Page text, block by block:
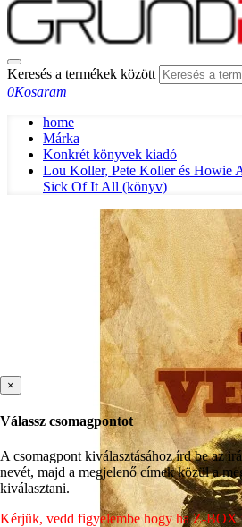
Keresés a termékek között
0Kosaram
home
Márka
Konkrét könyvek kiadó
Lou Koller, Pete Koller és Howie
Sick Of It All (könyv)
×
Válassz csomagpontot
A csomagpont kiválasztásához írd be az
nevét, majd a megjelenő címek közül a
kiválasztani.
Kérjük, vedd figyelembe hogy ha Z-BOX